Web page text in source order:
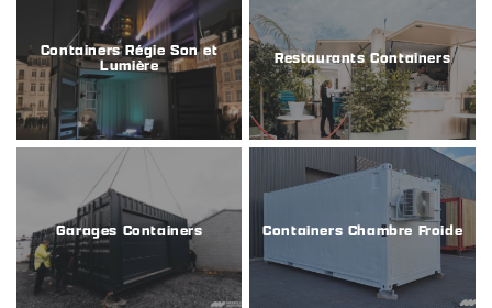
Containers Régie Son et
Lumière Restaurants Containers
Garages Containers Containers Chambre Froide